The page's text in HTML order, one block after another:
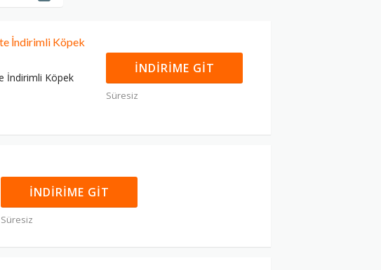
İndirimli Köpek
İndirimli Köpek
İNDIRIME GIT
Süresiz
İNDIRIME GIT
Süresiz